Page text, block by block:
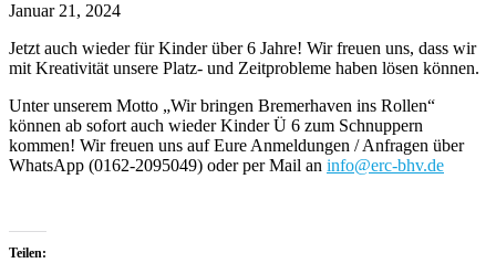
Januar 21, 2024
Jetzt auch wieder für Kinder über 6 Jahre! Wir freuen uns, dass wir
mit Kreativität unsere Platz- und Zeitprobleme haben lösen können.
Unter unserem Motto „Wir bringen Bremerhaven ins Rollen“
können ab sofort auch wieder Kinder Ü 6 zum Schnuppern
kommen! Wir freuen uns auf Eure Anmeldungen / Anfragen über
WhatsApp (0162-2095049) oder per Mail an info@erc-bhv.de
Teilen: